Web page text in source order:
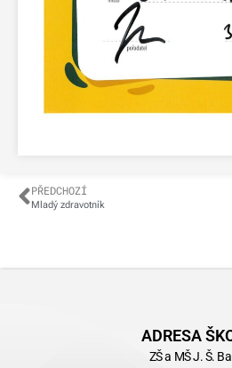
PŘEDCHOZÍ
Mladý zdravotník
ADRESA
ZŠ a MŠ J. Š.